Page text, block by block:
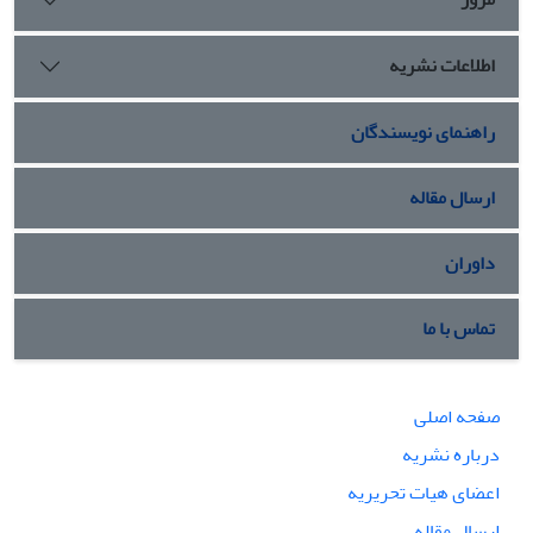
اطلاعات نشریه
راهنمای نویسندگان
ارسال مقاله
داوران
تماس با ما
صفحه اصلی
درباره نشریه
اعضای هیات تحریریه